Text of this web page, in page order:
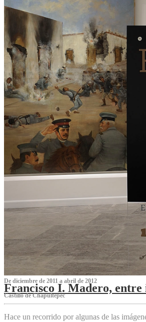
De diciembre de 2011 a abril de 2012
Francisco I. Madero, entre
Castillo de Chapultepec
Hace un recorrido por algunas de las